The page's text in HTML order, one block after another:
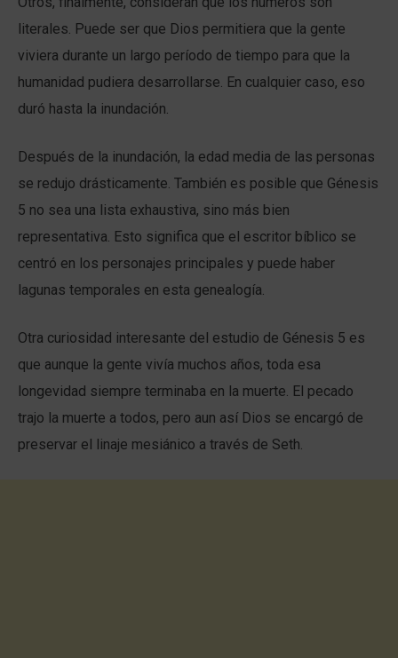
literales. Puede ser que Dios permitiera que la gente
viviera durante un largo período de tiempo para que la
humanidad pudiera desarrollarse. En cualquier caso, eso
duró hasta la inundación.
Después de la inundación, la edad media de las personas
se redujo drásticamente. También es posible que Génesis
5 no sea una lista exhaustiva, sino más bien
representativa. Esto significa que el escritor bíblico se
centró en los personajes principales y puede haber
lagunas temporales en esta genealogía.
Otra curiosidad interesante del estudio de Génesis 5 es
que aunque la gente vivía muchos años, toda esa
longevidad siempre terminaba en la muerte. El pecado
trajo la muerte a todos, pero aun así Dios se encargó de
preservar el linaje mesiánico a través de Seth.